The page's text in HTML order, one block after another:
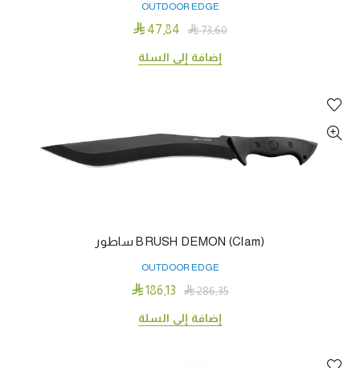
OUTDOOR EDGE

73٫60  47٫84
إضافة إلى السلة
BRUSH DEMON (Clam) ساطور
OUTDOOR EDGE

286٫35  186٫13
إضافة إلى السلة